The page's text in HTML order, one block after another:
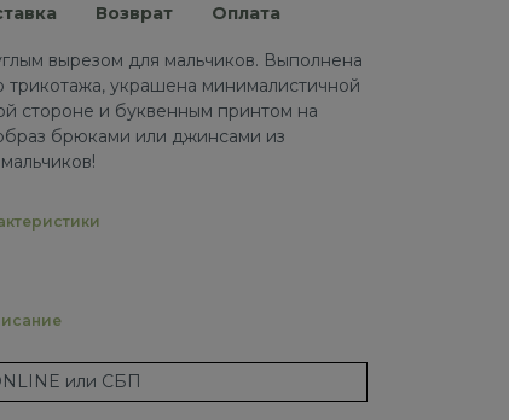
Возврат Оплата
вырезом для мальчиков. Выполнена
трикотажа, украшена минималистичной
стороне и буквенным принтом на
брюками или джинсами из
или СБП